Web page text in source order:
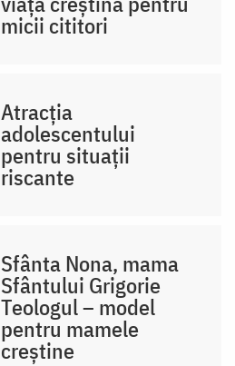
micii cititori
Atracția
adolescentului
pentru situații
riscante
Sfânta Nona, mama
Sfântului Grigorie
Teologul – model
pentru mamele
creștine